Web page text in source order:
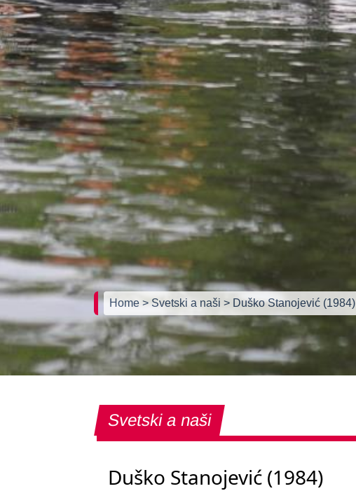
Home> Svetski a naši> Duško Stanojević (1984)
Svetski a naši
Duško Stanojević (1984)